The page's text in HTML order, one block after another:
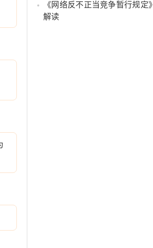
《网络反不正当竞争暂行规定》
解读